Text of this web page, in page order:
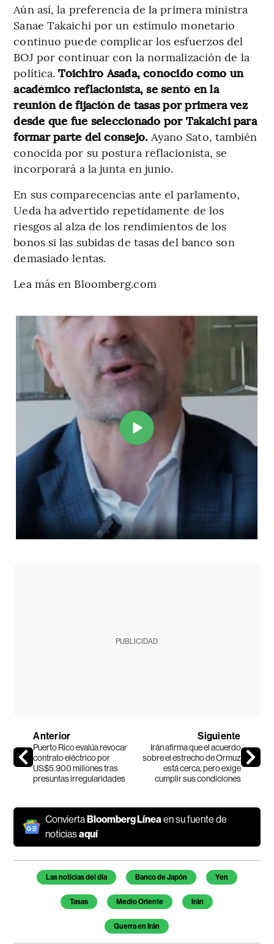
Aún así, la preferencia de la primera ministra
Sanae Takaichi por un estímulo monetario
continuo puede complicar los esfuerzos del
BOJ por continuar con la normalización de la
política.Toichiro Asada, conocido como un
académico reflacionista, se sentó en la
reunión de fijación de tasas por primera vez
desde que fue seleccionado por Takaichi para
formar parte del consejo. Ayano Sato, también
conocida por su postura reflacionista, se
incorporará a la junta en junio.
En sus comparecencias ante el parlamento,
Ueda ha advertido repetidamente de los
riesgos al alza de los rendimientos de los
bonos si las subidas de tasas del banco son
demasiado lentas.
Lea más en Bloomberg.com
PUBLICIDAD
Anterior
Puerto Rico evalúa revocar
contrato eléctrico por
US$5.900 millones tras
presuntas irregularidades
Siguiente
Irán afirma que el acuerdo
sobre el estrecho de Ormuz
está cerca, pero exige
cumplir sus condiciones
ConviertaBloomberg Línea en su fuente de
noticiasaquí
Temas de este artículo
Las noticias del día Banco de Japón Yen
Tasas Medio Oriente Irán
Guerra en Irán